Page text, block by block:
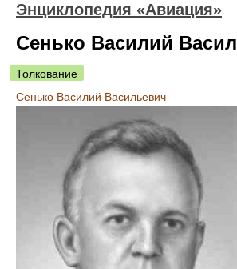
Энциклопедия «Авиация»
Сенько Василий
Толкование
Сенько Василий Васильевич